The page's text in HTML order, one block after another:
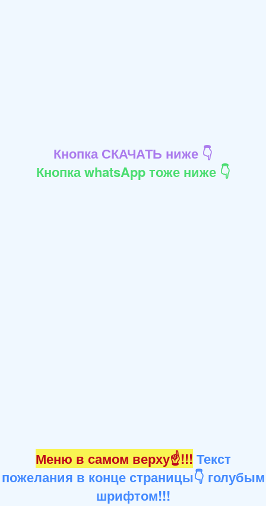
Кнопка СКАЧАТЬ ниже 👇
Кнопка whatsApp тоже ниже 👇
Меню в самом верху☝!!! Текст
пожелания в конце страницы👇 голубым
шрифтом!!!